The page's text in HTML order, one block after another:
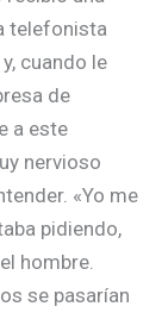
telefonista
cuando le
de
a este
nervioso
«Yo me
pidiendo,
hombre.
se pasarían